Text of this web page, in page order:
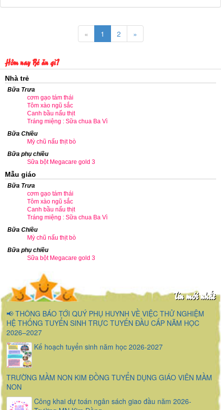
« 1 2 »
Hôm nay Bé ăn gì?
Nhà trẻ
Bữa Trưa
cơm gạo tám thái
Tôm xào ngũ sắc
Canh bầu nấu thịt
Tráng miệng : Sữa chua Ba Vì
Bữa Chiều
Mỳ chũ nấu thịt bò
Bữa phụ chiều
Sữa bột Megacare gold 3
Mẫu giáo
Bữa Trưa
cơm gạo tám thái
Tôm xào ngũ sắc
Canh bầu nấu thịt
Tráng miệng : Sữa chua Ba Vì
Bữa Chiều
Mỳ chũ nấu thịt bò
Bữa phụ chiều
Sữa bột Megacare gold 3
Tin mới nhất
📢 THÔNG BÁO TỚI QUÝ PHỤ HUYNH VỀ VIỆC THỬ NGHIỆM
HỆ THỐNG TUYỂN SINH TRỰC TUYẾN ĐẦU CẤP NĂM HỌC
2026–2027
Kế hoạch tuyển sinh năm học 2026-2027
TRƯỜNG MẦM NON KIM ĐỒNG TUYỂN DỤNG GIÁO VIÊN MẦM
NON
Công khai dự toán ngân sách giao đầu năm 2026-